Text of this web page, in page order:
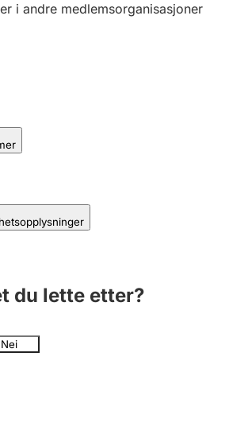
i andre medlemsorganisasjoner
du lette etter?
Nei